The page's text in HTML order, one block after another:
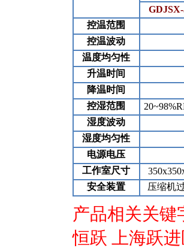
控温范围
控温波动
温度均匀性
升温时间
降温时间
控湿范围
湿度波动
湿度均匀性
电源电压
工作室尺寸
安全装置
压缩机
产品相关关
恒跃
上海跃